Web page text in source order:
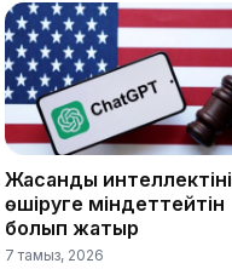
Жасанды интеллектіні
өшіруге міндеттейтін
болып жатыр
7 тамыз, 2026